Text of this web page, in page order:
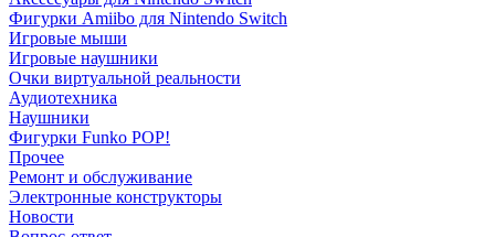
Фигурки Amiibo для Nintendo Switch
Игровые мыши
Игровые наушники
Очки виртуальной реальности
Аудиотехника
Наушники
Фигурки Funko POP!
Прочее
Ремонт и обслуживание
Электронные конструкторы
Новости